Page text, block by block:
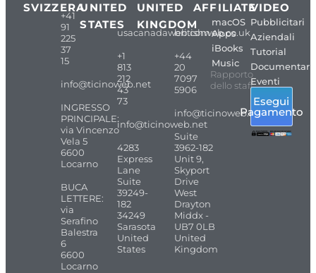
SVIZZERA
+41
91
225
37
15
info@ticinoweb.net
INGRESSO
PRINCIPALE:
via Vincenzo
Vela 5
6600
Locarno
BUCA
LETTERE:
via
Serafino
Balestra
6
6600
Locarno
UNITED
STATES
usacanadaweb.com
+1
813
212
43
73
info@ticinoweb.net
4283
Express
Lane
Suite
39249-
182
34249
Sarasota
United
States
UNITED
KINGDOM
britishweb.co.uk
+44
20
7097
5906
info@ticinoweb.net
Suite
3962-182
Unit 9,
Skyport
Drive
West
Drayton
Middx -
UB7 0LB
United
Kingdom
AFFILIATE
macOS
Apps
iBooks
Music
Rapporto
dello staff
VIDEO
Pubblicitari
Aziendali
Tutorial
Documentari
Eventi
Esegui
Pagamento